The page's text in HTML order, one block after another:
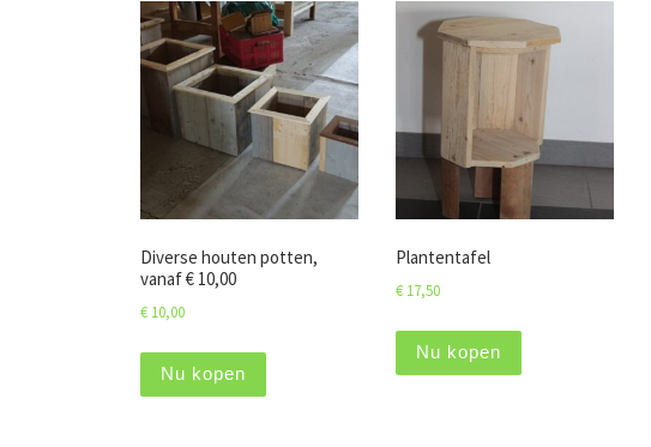
Diverse houten potten,
vanaf € 10,00
€ 10,00
Nu kopen
Plantentafel
€ 17,50
Nu kopen